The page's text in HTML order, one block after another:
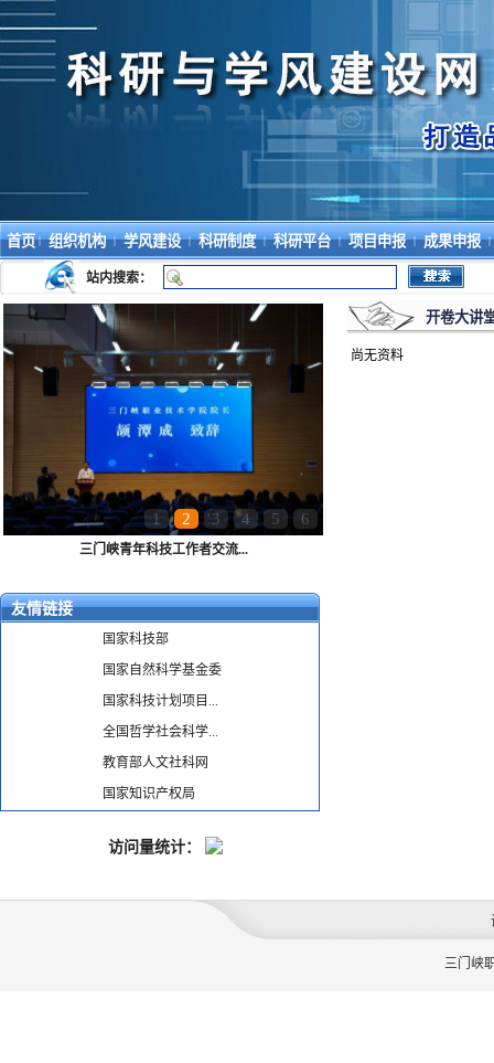
首页 | 组织机构 | 学风建设 | 科研制度 | 科研平台 | 项目申报 | 成果申报 |
站内搜索：
1 2 3 4 5 6
三门峡青年科技工作者交流...
友情链接
国家科技部
国家自然科学基金委
国家科技计划项目...
全国哲学社会科学...
教育部人文社科网
国家知识产权局
访问量统计：
开卷大讲
尚无资料
三门峡